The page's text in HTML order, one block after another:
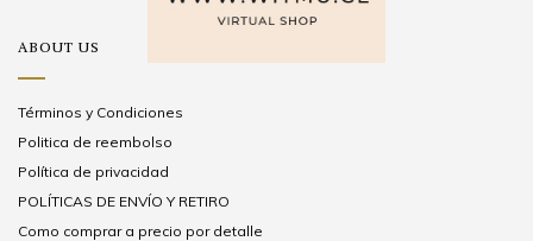
ABOUT US
Términos y Condiciones
Politica de reembolso
Política de privacidad
POLÍTICAS DE ENVÍO Y RETIRO
Como comprar a precio por detalle